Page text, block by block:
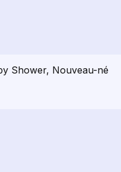
Shower, Nouveau-né